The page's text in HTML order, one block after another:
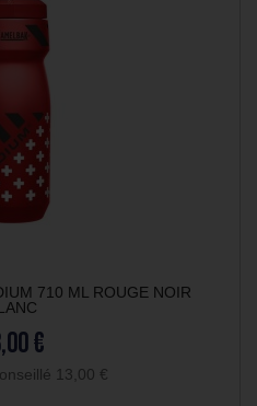
710 ML ROUGE NOIR
€
13,00 €